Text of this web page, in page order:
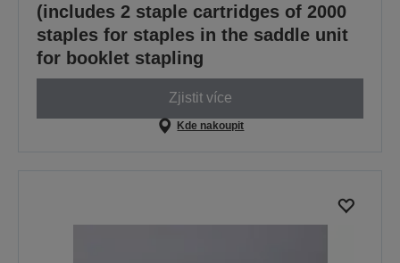
(includes 2 staple cartridges of 2000
staples for staples in the saddle unit
for booklet stapling
Zjistit více
Kde nakoupit